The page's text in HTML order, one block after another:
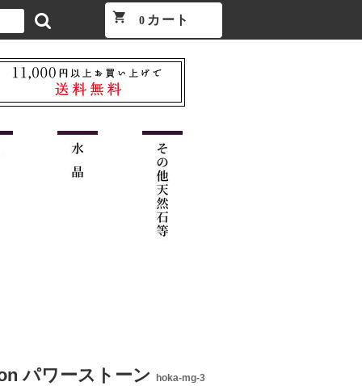
shopping_cart 0 カート
パワーストーン hoka-mg-3